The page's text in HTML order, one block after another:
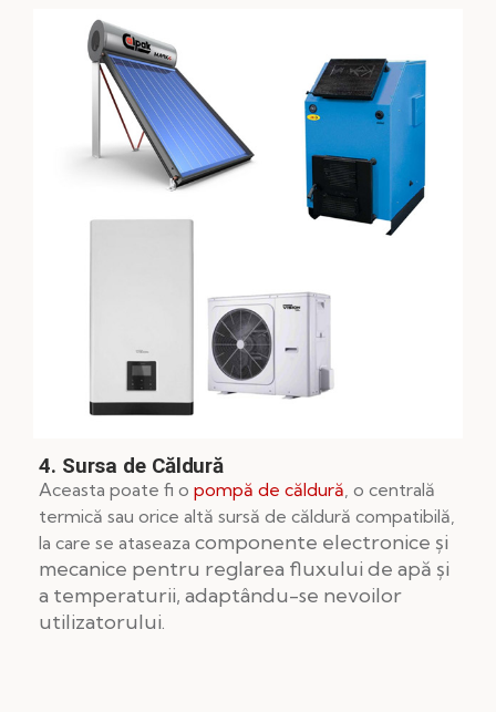
4. Sursa de Căldură
Aceasta poate fi o pompă de căldură , o centrală
termică sau orice altă sursă de căldură compatibilă,
la care se ataseaza componente electronice și
mecanice pentru reglarea fluxului de apă și
a temperaturii, adaptându-se nevoilor
utilizatorului.